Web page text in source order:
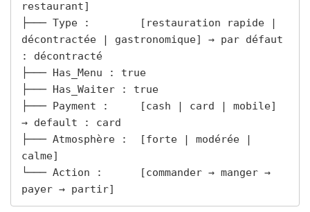
restaurant]
├─── Type :        [restauration rapide |
décontractée | gastronomique] → par défaut
: décontracté
├─── Has_Menu : true
├─── Has_Waiter : true
├─── Payment :     [cash | card | mobile]
→ default : card
├─── Atmosphère :  [forte | modérée |
calme]
└─── Action :      [commander → manger →
payer → partir]